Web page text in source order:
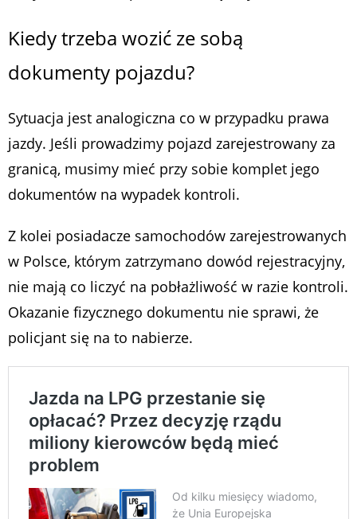
Kiedy trzeba wozić ze sobą
dokumenty pojazdu?
Sytuacja jest analogiczna co w przypadku prawa
jazdy. Jeśli prowadzimy pojazd zarejestrowany za
granicą, musimy mieć przy sobie komplet jego
dokumentów na wypadek kontroli.
Z kolei posiadacze samochodów zarejestrowanych
w Polsce, którym zatrzymano dowód rejestracyjny,
nie mają co liczyć na pobłażliwość w razie kontroli.
Okazanie fizycznego dokumentu nie sprawi, że
policjant się na to nabierze.